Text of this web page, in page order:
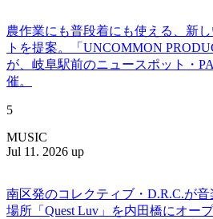
農作業にも普段着にも使える、新
トを提案。「UNCOMMON
が、岐阜駅前のニュースポット・
催。
5
MUSIC
Jul 11. 2026 up
南区発のコレクティブ・D.R.C.が
場所「Quest Luv」を内田橋にオー